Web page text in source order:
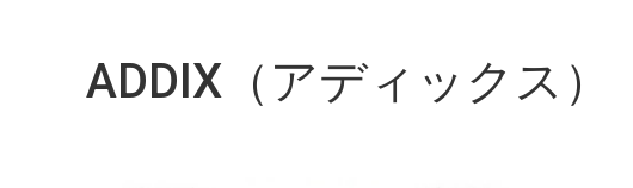
ADDIX（アディックス）